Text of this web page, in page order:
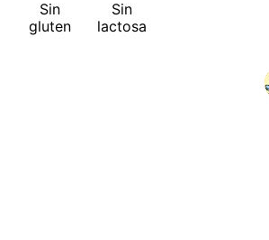
Sin
gluten
Sin
lactosa